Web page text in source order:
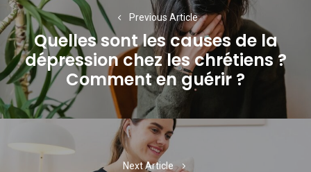
de
l’article
Previous Article
Previous
post:
Quelles sont les causes de la
dépression chez les chrétiens ?
Comment en guérir ?
Next Article